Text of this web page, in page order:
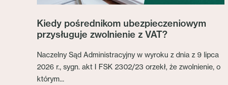
Kiedy pośrednikom ubezpieczeniowym
przysługuje zwolnienie z VAT?
Naczelny Sąd Administracyjny w wyroku z dnia z 9 lipca
2026 r., sygn. akt I FSK 2302/23 orzekł, że zwolnienie, o
którym...